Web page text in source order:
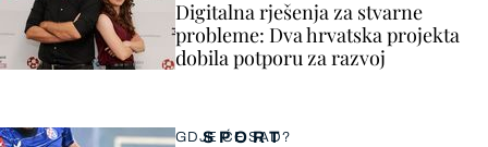
SPORT
GDJE ĆE SAD?
Digitalna rješenja za stvarne
probleme: Dva hrvatska projekta
dobila potporu za razvoj